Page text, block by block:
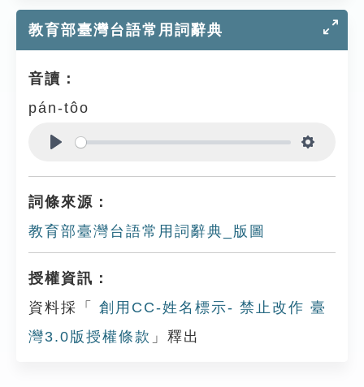
教育部臺灣台語常用詞辭典
音讀：
pán-tôo
詞條來源：
教育部臺灣台語常用詞辭典_版圖
授權資訊：
資料採「
創用CC-姓名標示- 禁止改作 臺
灣3.0版授權條款 」釋出